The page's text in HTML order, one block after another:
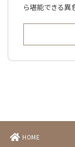
ら堪能できる異
HOME